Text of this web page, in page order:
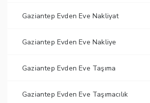
Gaziantep Evden Eve Nakliyat
Gaziantep Evden Eve Nakliye
Gaziantep Evden Eve Taşıma
Gaziantep Evden Eve Taşımacılık